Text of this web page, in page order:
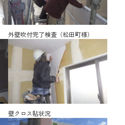
外壁吹付完了検査（松田町様）
壁クロス貼状況